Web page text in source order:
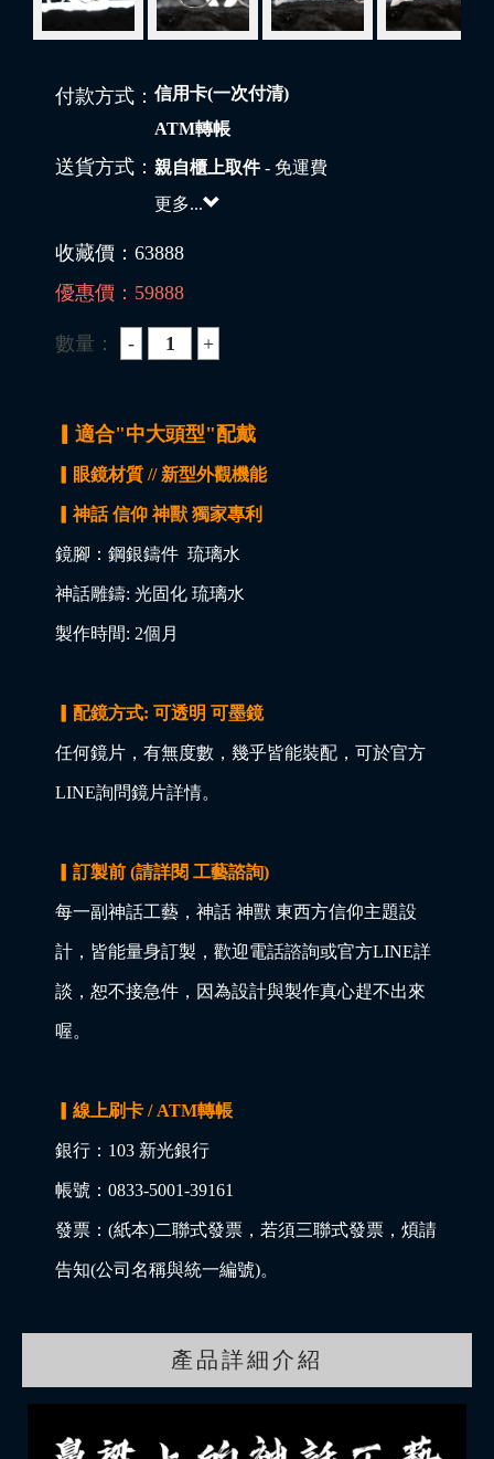
付款方式： 信用卡(一次付清)
ATM轉帳
送貨方式： 親自櫃上取件- 免運費
更多...
收藏價： 63888
優惠價： 59888
數量：
▎適合"中大頭型"配戴
▎眼鏡材質 // 新型外觀機能
▎神話 信仰 神獸 獨家專利
鏡腳：鋼銀鑄件 琉璃水
神話雕鑄: 光固化 琉璃水
製作時間: 2個月
▎配鏡方式: 可透明 可墨鏡
任何鏡片，有無度數，幾乎皆能裝配，可於官方
LINE詢問鏡片詳情。
▎訂製前 (請詳閱 工藝諮詢)
每一副神話工藝，神話 神獸 東西方信仰主題設
計，皆能量身訂製，歡迎電話諮詢或官方LINE詳
談，恕不接急件，因為設計與製作真心趕不出來
喔。
▎線上刷卡 / ATM轉帳
銀行：103 新光銀行
帳號：0833-5001-39161
發票：(紙本)二聯式發票，若須三聯式發票，煩請
告知(公司名稱與統一編號)。
產品詳細介紹